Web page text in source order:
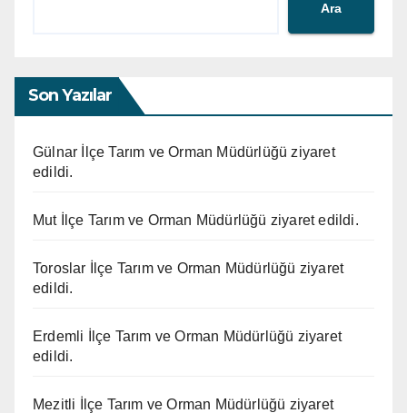
Ara
Son Yazılar
Gülnar İlçe Tarım ve Orman Müdürlüğü ziyaret
edildi.
Mut İlçe Tarım ve Orman Müdürlüğü ziyaret edildi.
Toroslar İlçe Tarım ve Orman Müdürlüğü ziyaret
edildi.
Erdemli İlçe Tarım ve Orman Müdürlüğü ziyaret
edildi.
Mezitli İlçe Tarım ve Orman Müdürlüğü ziyaret